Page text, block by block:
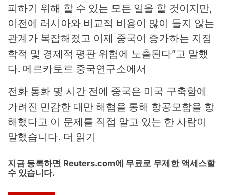
피하기 위해 할 수 있는 모든 일을 할 것이지만,
이전에 러시아와 비교적 비용이 많이 들지 않는
관계가 복잡해졌고 이제 중국이 증가하는 지정
학적 및 경제적 평판 위험에 노출된다”고 말했
다. 메르카토르 중국연구소에서
전화 통화 몇 시간 전에 중국은 미국 구축함에
가려진 민감한 대만 해협을 통해 항공모함을 항
해했다고 이 문제를 직접 알고 있는 한 사람이
말했습니다. 더 읽기
지금 등록하면 Reuters.com에 무료로 무제한 액세스할
수 있습니다.